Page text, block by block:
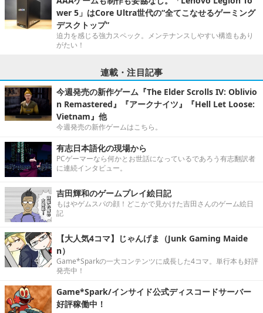
wer 5」はCore Ultra世代の“全てこなせるゲーミング
デスクトップ”
迫力を感じる強力スペック。メンテナンスしやすい構造もあり
がたい！
連載・注目記事
今週発売の新作ゲーム『The Elder Scrolls IV: Oblivio
n Remastered』『アークナイツ』『Hell Let Loose:
Vietnam』他
今週発売の新作ゲームはこちら。
有志日本語化の現場から
PCゲーマーなら何かとお世話になっているであろう有志翻訳者
に連続インタビュー。
吉田輝和のゲームプレイ絵日記
もはやゲムスパの顔！どこかで見かけた吉田さんのゲーム絵日
記
【大人気4コマ】じゃんげま（Junk Gaming Maide
n）
Game*Sparkの一大コンテンツに成長した4コマ。単行本も好評
発売中！
Game*Spark/インサイド公式ディスコードサーバー
好評稼働中！